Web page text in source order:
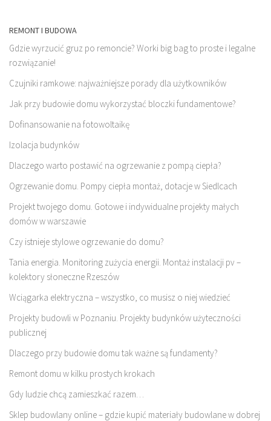
REMONT I BUDOWA
Gdzie wyrzucić gruz po remoncie? Worki big bag to proste i legalne
rozwiązanie!
Czujniki ramkowe: najważniejsze porady dla użytkowników
Jak przy budowie domu wykorzystać bloczki fundamentowe?
Dofinansowanie na fotowoltaikę
Izolacja budynków
Dlaczego warto postawić na ogrzewanie z pompą ciepła?
Ogrzewanie domu. Pompy ciepła montaż, dotacje w Siedlcach
Projekt twojego domu. Gotowe i indywidualne projekty małych
domów w warszawie
Czy istnieje stylowe ogrzewanie do domu?
Tania energia. Monitoring zużycia energii. Montaż instalacji pv –
kolektory słoneczne Rzeszów
Wciągarka elektryczna – wszystko, co musisz o niej wiedzieć
Projekty budowli w Poznaniu. Projekty budynków użyteczności
publicznej
Dlaczego przy budowie domu tak ważne są fundamenty?
Remont domu w kilku prostych krokach
Gdy ludzie chcą zamieszkać razem…
Sklep budowlany online – gdzie kupić materiały budowlane w dobrej